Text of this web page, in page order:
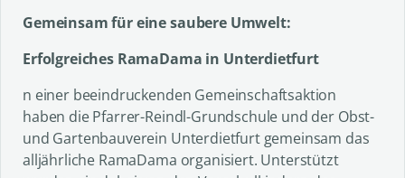
Gemeinsam für eine saubere Umwelt:
Erfolgreiches RamaDama in Unterdietfurt
n einer beeindruckenden Gemeinschaftsaktion
haben die Pfarrer-Reindl-Grundschule und der Obst-
und Gartenbauverein Unterdietfurt gemeinsam das
alljährliche RamaDama organisiert. Unterstützt